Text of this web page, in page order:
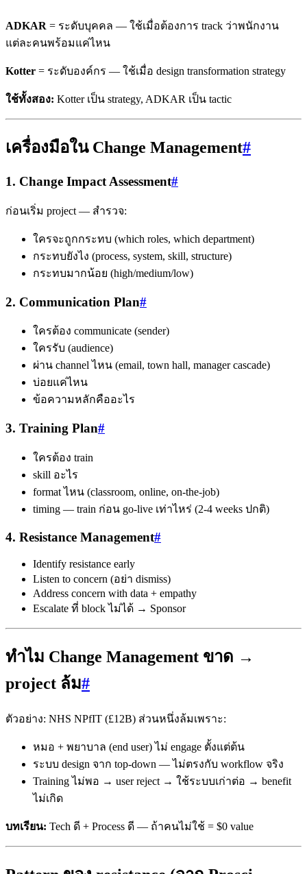
ADKAR = ระดับบุคคล — ใช้เมื่อต้องการ track ว่าพนักงาน
แต่ละคนพร้อมแค่ไหน
Kotter = ระดับองค์กร — ใช้เมื่อ design transformation strategy
ใช้ทั้งสอง: Kotter เป็น strategy, ADKAR เป็น tactic
เครื่องมือใน Change Management#
1. Change Impact Assessment#
ก่อนเริ่ม project — สำรวจ:
ใครจะถูกกระทบ (which roles, which department)
กระทบยังไง (process, system, skill, structure)
กระทบมากน้อย (high/medium/low)
2. Communication Plan#
ใครต้อง communicate (sender)
ใครรับ (audience)
ผ่าน channel ไหน (email, town hall, manager cascade)
บ่อยแค่ไหน
ข้อความหลักคืออะไร
3. Training Plan#
ใครต้อง train
skill อะไร
format ไหน (classroom, online, on-the-job)
timing — train ก่อน go-live เท่าไหร่ (2-4 weeks ปกติ)
4. Resistance Management#
Identify resistance early
Listen to concern (อย่า dismiss)
Address concern with data + empathy
Escalate ที่ block ไม่ได้ → Sponsor
ทำไม Change Management ขาด →
project ล้ม#
ตัวอย่าง: NHS NPfIT (£12B) ส่วนหนึ่งล้มเพราะ:
หมอ + พยาบาล (end user) ไม่ engage ตั้งแต่ต้น
ระบบ design จาก top-down — ไม่ตรงกับ workflow จริง
Training ไม่พอ → user reject → ใช้ระบบเก่าต่อ → benefit
ไม่เกิด
บทเรียน: Tech ดี + Process ดี — ถ้าคนไม่ใช้ = $0 value